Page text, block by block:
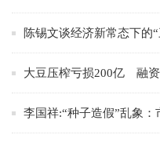
陈锡文谈经济新常态下的
大豆压榨亏损200亿 融
李国祥:“种子造假”乱象：